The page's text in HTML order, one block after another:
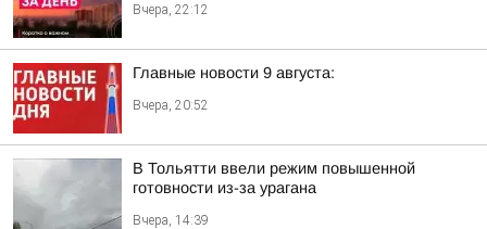
Вчера, 22:12
Главные новости 9 августа:
Вчера, 20:52
В Тольятти ввели режим повышенной
готовности из-за урагана
Вчера, 14:39